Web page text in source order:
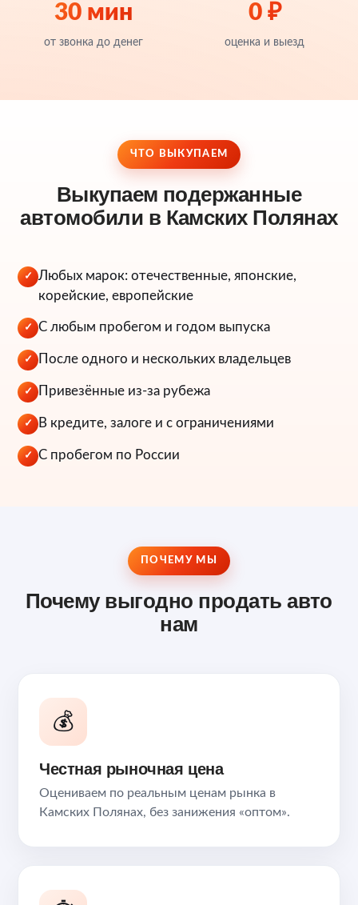
30 мин
от звонка до денег
0 ₽
оценка и выезд
ЧТО ВЫКУПАЕМ
Выкупаем подержанные
автомобили в Камских Полянах
✓
Любых марок: отечественные, японские,
корейские, европейские
✓ С любым пробегом и годом выпуска
✓ После одного и нескольких владельцев
✓ Привезённые из-за рубежа
✓ В кредите, залоге и с ограничениями
✓ С пробегом по России
ПОЧЕМУ МЫ
Почему выгодно продать авто
нам
💰
Честная рыночная цена
Оцениваем по реальным ценам рынка в
Камских Полянах, без занижения «оптом».